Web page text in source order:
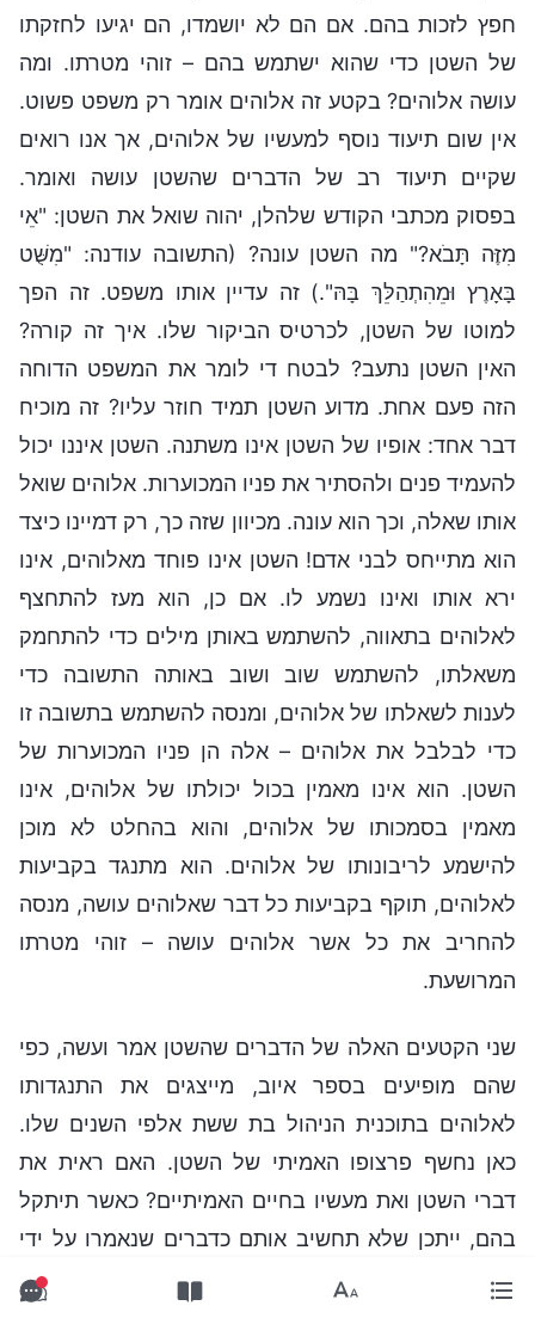
חפץ לזכות בהם. אם הם לא יושמדו, הם יגיעו לחזקתו
של השטן כדי שהוא ישתמש בהם – זוהי מטרתו. ומה
עושה אלוהים? בקטע זה אלוהים אומר רק משפט פשוט.
אין שום תיעוד נוסף למעשיו של אלוהים, אך אנו רואים
שקיים תיעוד רב של הדברים שהשטן עושה ואומר.
בפסוק מכתבי הקודש שלהלן, יהוה שואל את השטן: "אֵי
מִזֶּה תָּבֹא?" מה השטן עונה? (התשובה עודנה: "מִשֻּׁט
בָּאָרֶץ וּמֵהִתְהַלֵּךְ בָּהּ".) זה עדיין אותו משפט. זה הפך
למוטו של השטן, לכרטיס הביקור שלו. איך זה קורה?
האין השטן נתעב? לבטח די לומר את המשפט הדוחה
הזה פעם אחת. מדוע השטן תמיד חוזר עליו? זה מוכיח
דבר אחד: אופיו של השטן אינו משתנה. השטן איננו יכול
להעמיד פנים ולהסתיר את פניו המכוערות. אלוהים שואל
אותו שאלה, וכך הוא עונה. מכיוון שזה כך, רק דמיינו כיצד
הוא מתייחס לבני אדם! השטן אינו פוחד מאלוהים, אינו
ירא אותו ואינו נשמע לו. אם כן, הוא מעז להתחצף
לאלוהים בתאווה, להשתמש באותן מילים כדי להתחמק
משאלתו, להשתמש שוב ושוב באותה התשובה כדי
לענות לשאלתו של אלוהים, ומנסה להשתמש בתשובה זו
כדי לבלבל את אלוהים – אלה הן פניו המכוערות של
השטן. הוא אינו מאמין בכול יכולתו של אלוהים, אינו
מאמין בסמכותו של אלוהים, והוא בהחלט לא מוכן
להישמע לריבונותו של אלוהים. הוא מתנגד בקביעות
לאלוהים, תוקף בקביעות כל דבר שאלוהים עושה, מנסה
להחריב את כל אשר אלוהים עושה – זוהי מטרתו
המרושעת.
שני הקטעים האלה של הדברים שהשטן אמר ועשה, כפי
שהם מופיעים בספר איוב, מייצגים את התנגדותו
לאלוהים בתוכנית הניהול בת ששת אלפי השנים שלו.
כאן נחשף פרצופו האמיתי של השטן. האם ראית את
דברי השטן ואת מעשיו בחיים האמיתיים? כאשר תיתקל
בהם, ייתכן שלא תחשיב אותם כדברים שנאמרו על ידי
השטן, אלא תחשוב שהם דברים שנאמרו על ידי האדם.